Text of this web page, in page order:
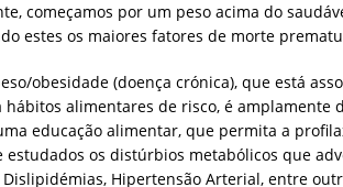
começamos por um peso acima do
estes os maiores fatores de morte
obesidade (doença crónica), que está
hábitos alimentares de risco, é amplamente
educação alimentar, que permita a
os distúrbios metabólicos que
Hipertensão Arterial, entre